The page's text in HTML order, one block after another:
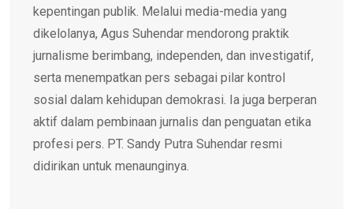
kepentingan publik. Melalui media-media yang
dikelolanya, Agus Suhendar mendorong praktik
jurnalisme berimbang, independen, dan investigatif,
serta menempatkan pers sebagai pilar kontrol
sosial dalam kehidupan demokrasi. Ia juga berperan
aktif dalam pembinaan jurnalis dan penguatan etika
profesi pers. PT. Sandy Putra Suhendar resmi
didirikan untuk menaunginya.